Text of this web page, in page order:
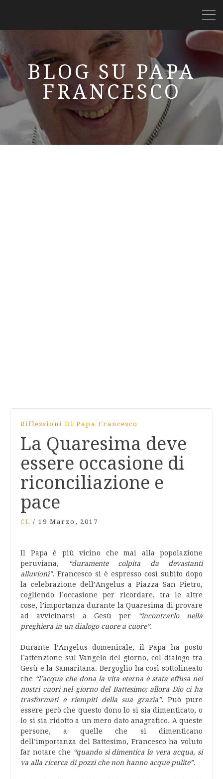
BLOG SU PAPA
FRANCESCO
Riflessioni Di Papa Francesco
La Quaresima deve
essere occasione di
riconciliazione e
pace
CL / 19 Marzo, 2017
Il Papa è più vicino che mai alla popolazione
peruviana,
“duramente colpita da devastanti
alluvioni”. Francesco si è espresso così subito dopo
la celebrazione dell’Angelus a Piazza San Pietro,
cogliendo l’occasione per ricordare, tra le altre
cose, l’importanza durante la Quaresima di provare
ad avvicinarsi a Gesù per “incontrarlo nella
preghiera in un dialogo cuore a cuore”.
Durante l’Angelus domenicale, il Papa ha posto
l’attenzione sul Vangelo del giorno, col dialogo tra
Gesù e la Samaritana. Bergoglio ha così sottolineato
che “l’acqua che dona la vita eterna è stata effusa nei
nostri cuori nel giorno del Battesimo; allora Dio ci ha
trasformati e riempiti della sua grazia”. Può pure
essere però che questo dono lo si sia dimenticato, o
lo si sia ridotto a un mero dato anagrafico. A queste
persone, a quelle che si dimenticano
dell’importanza del Battesimo, Francesco ha voluto
far notare che “quando si dimentica la vera acqua, si
va alla ricerca di pozzi che non hanno acque pulite”.